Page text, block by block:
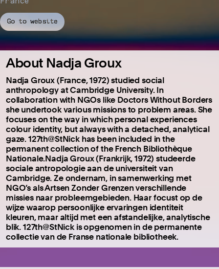
Go to website
About Nadja Groux
Nadja Groux (France, 1972) studied social
anthropology at Cambridge University. In
collaboration with NGOs like Doctors Without Borders
she undertook various missions to problem areas. She
focuses on the way in which personal experiences
colour identity, but always with a detached, analytical
gaze. 127th@StNick has been included in the
permanent collection of the French Bibliothèque
Nationale.Nadja Groux (Frankrijk, 1972) studeerde
sociale antropologie aan de universiteit van
Cambridge. Ze ondernam, in samenwerking met
NGO’s als Artsen Zonder Grenzen verschillende
missies naar probleemgebieden. Haar focust op de
wijze waarop persoonlijke ervaringen identiteit
kleuren, maar altijd met een afstandelijke, analytische
blik. 127th@StNick is opgenomen in de permanente
collectie van de Franse nationale bibliotheek.